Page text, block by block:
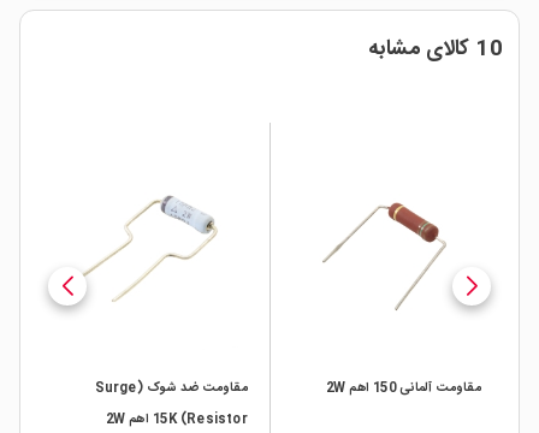
10 کالای مشابه
مقاومت آلمانی 150 اهم 2W
مقاومت ضد شوک (Surge
Resistor) 15K اهم 2W